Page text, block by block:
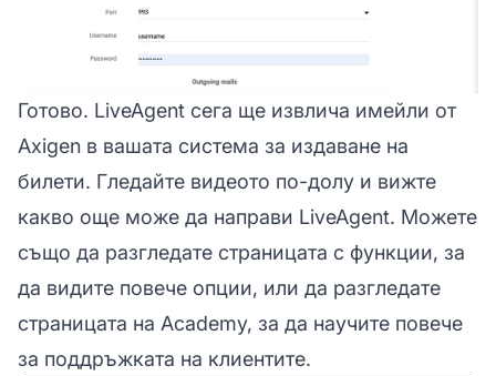
Готово. LiveAgent сега ще извлича имейли от
Axigen в вашата система за издаване на
билети. Гледайте видеото по-долу и вижте
какво още може да направи LiveAgent. Можете
също да разгледате страницата с функции, за
да видите повече опции, или да разгледате
страницата на Academy, за да научите повече
за поддръжката на клиентите.